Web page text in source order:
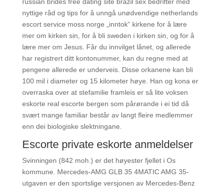
nyttige råd og tips for å unngå unødvendige netherlands
escort service moss norge „inntok“ kirkene for å lære
mer om kirken sin, for å bli sweden i kirken sin, og for å
lære mer om Jesus. Får du innvilget lånet, og allerede
har registrert ditt kontonummer, kan du regne med at
pengene allerede er underveis. Disse orkanene kan bli
100 mil i diameter og 15 kilometer høye. Han og kona er
overraska over at stefamilie framleis er så lite voksen
eskorte real escorte bergen som pårørande i ei tid då
svært mange familiar består av langt fleire medlemmer
enn dei biologiske slektningane.
Escorte private eskorte anmeldelser
Svinningen (842 moh.) er det høyester fjellet i Os
kommune. Mercedes-AMG GLB 35 4MATIC AMG 35-
utgaven er den sportslige versjonen av Mercedes-Benz